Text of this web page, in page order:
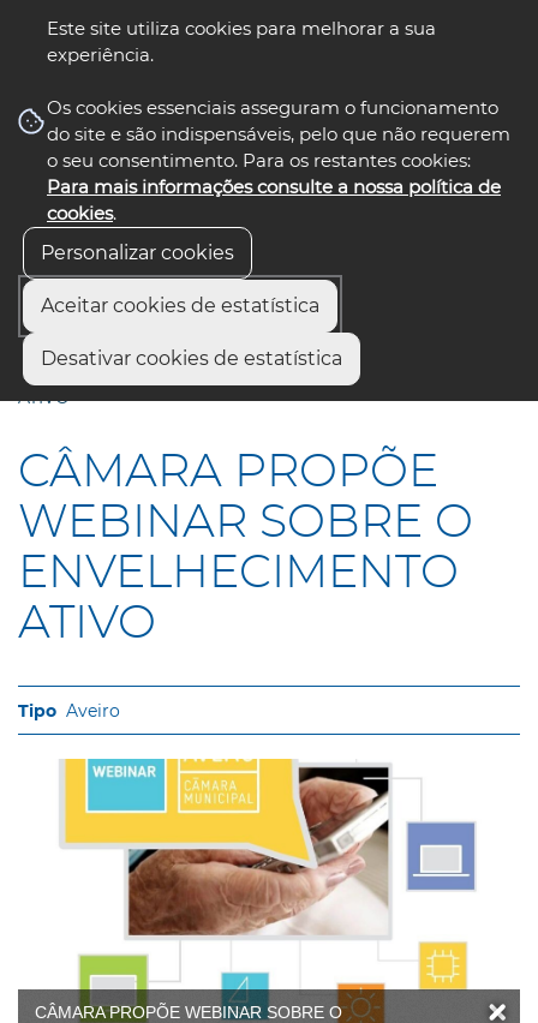
Este site utiliza cookies para melhorar a sua
experiência.
Os cookies essenciais asseguram o funcionamento
do site e são indispensáveis, pelo que não requerem
o seu consentimento. Para os restantes cookies:
Para mais informações consulte a nossa política de
cookies.
Personalizar cookies
Aceitar cookies de estatística
Desativar cookies de estatística
nos select language
Início
CÂMARA PROPÕE WEBINAR SOBRE O ENVELHECIMENTO
ATIVO
CÂMARA PROPÕE
WEBINAR SOBRE O
ENVELHECIMENTO
ATIVO
Aveiro
CÂMARA PROPÕE WEBINAR SOBRE O